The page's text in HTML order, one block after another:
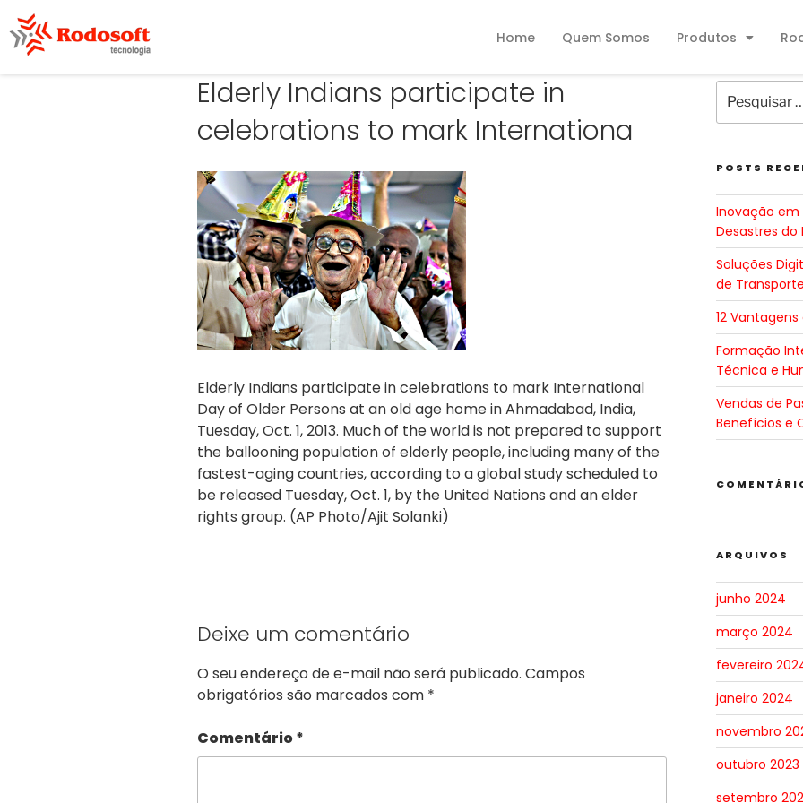
Home Quem Somos Produtos
Elderly Indians participate in
celebrations to mark Internationa
Elderly Indians participate in celebrations to mark International
Day of Older Persons at an old age home in Ahmadabad, India,
Tuesday, Oct. 1, 2013. Much of the world is not prepared to support
the ballooning population of elderly people, including many of the
fastest-aging countries, according to a global study scheduled to
be released Tuesday, Oct. 1, by the United Nations and an elder
rights group. (AP Photo/Ajit Solanki)
Deixe um comentário
O seu endereço de e-mail não será publicado. Campos
obrigatórios são marcados com *
Comentário*
POSTS
Inovação em
Desastres do
Soluções
de
12
Formação
Técnica e
Vendas de
Benefícios e
ARQUIVOS
junho 2024
março 2024
fevereiro
janeiro 2024
novembro
outubro 2023
setembro